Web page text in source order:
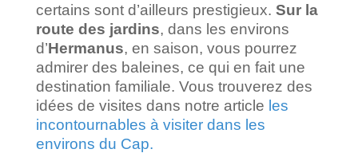
certains sont d’ailleurs prestigieux. Sur la
route des jardins, dans les environs
d’Hermanus, en saison, vous pourrez
admirer des baleines, ce qui en fait une
destination familiale. Vous trouverez des
idées de visites dans notre article les
incontournables à visiter dans les
environs du Cap.